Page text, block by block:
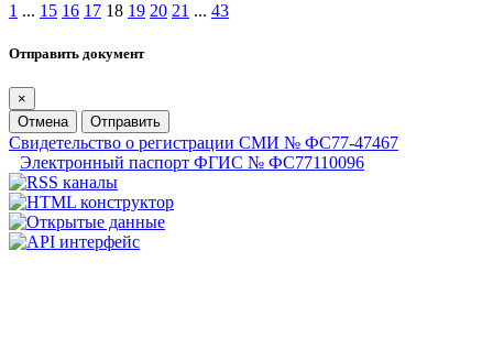
1 ... 15 16 17 18 19 20 21 ... 43
Отправить документ
×
Отмена
Отправить
Свидетельство о регистрации СМИ № ФС77-47467
Электронный паспорт ФГИС № ФС77110096